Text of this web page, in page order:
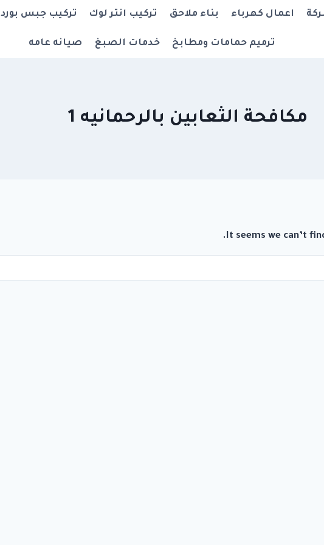
اعمال كهرباء بناء ملاحق تركيب انتر لوك تركيب جبس بورد
ترميم حمامات ومطابخ خدمات الصبغ صيانه عامه
مكافحة الثعابين بالرحمانيه 1
It seems we can’t